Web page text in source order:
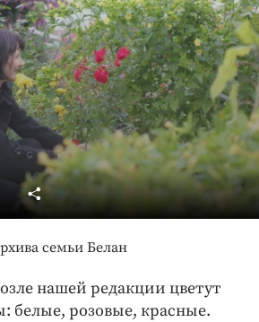
и ЖКХ
бизнес
семьи Белан
нашей редакции цветут
белые, розовые, красные.